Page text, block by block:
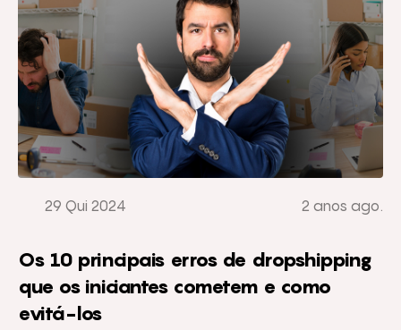
29 Qui 2024 2 anos ago.
Os 10 principais erros de dropshipping
que os iniciantes cometem e como
evitá-los